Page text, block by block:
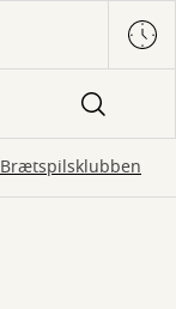
Brætspilsklubben